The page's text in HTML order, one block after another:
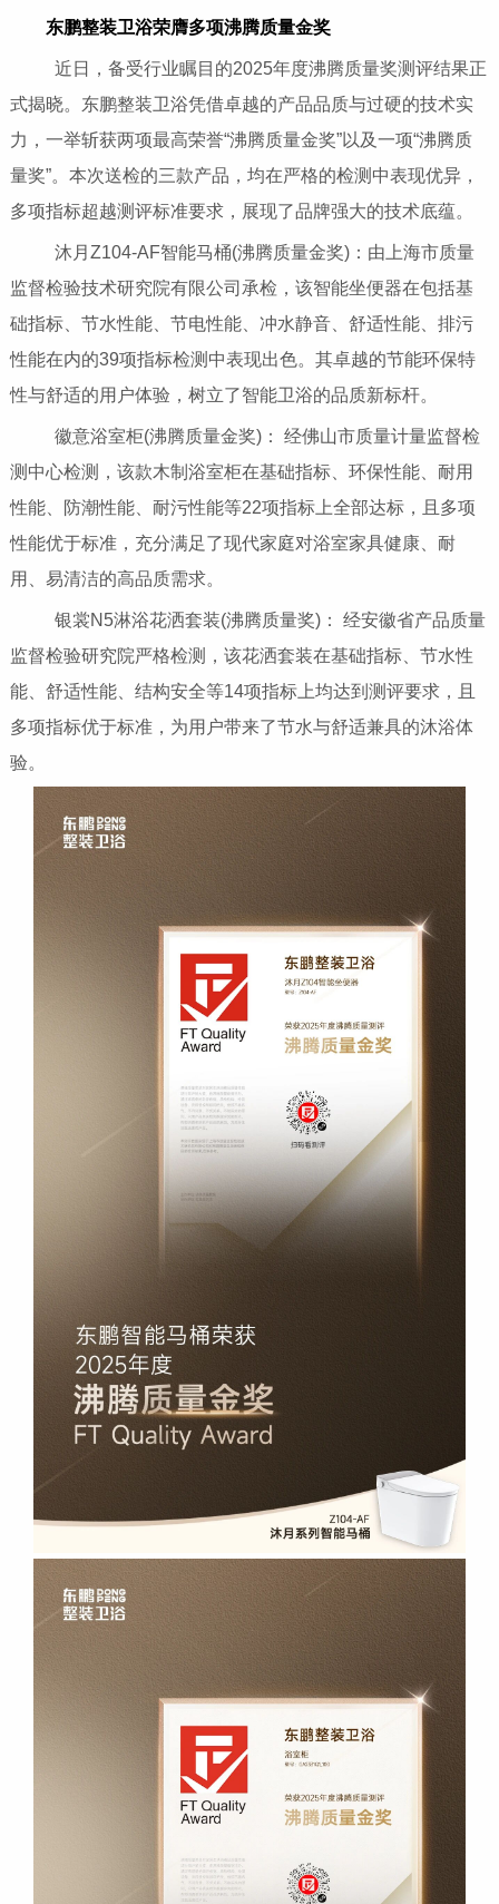
东鹏整装卫浴荣膺多项沸腾质量金奖
近日，备受行业瞩目的2025年度沸腾质量奖测评结果正
式揭晓。东鹏整装卫浴凭借卓越的产品品质与过硬的技术实
力，一举斩获两项最高荣誉“沸腾质量金奖”以及一项“沸腾质
量奖”。本次送检的三款产品，均在严格的检测中表现优异，
多项指标超越测评标准要求，展现了品牌强大的技术底蕴。
沐月Z104-AF智能马桶(沸腾质量金奖)：由上海市质量
监督检验技术研究院有限公司承检，该智能坐便器在包括基
础指标、节水性能、节电性能、冲水静音、舒适性能、排污
性能在内的39项指标检测中表现出色。其卓越的节能环保特
性与舒适的用户体验，树立了智能卫浴的品质新标杆。
徽意浴室柜(沸腾质量金奖)： 经佛山市质量计量监督检
测中心检测，该款木制浴室柜在基础指标、环保性能、耐用
性能、防潮性能、耐污性能等22项指标上全部达标，且多项
性能优于标准，充分满足了现代家庭对浴室家具健康、耐
用、易清洁的高品质需求。
银裳N5淋浴花洒套装(沸腾质量奖)： 经安徽省产品质量
监督检验研究院严格检测，该花洒套装在基础指标、节水性
能、舒适性能、结构安全等14项指标上均达到测评要求，且
多项指标优于标准，为用户带来了节水与舒适兼具的沐浴体
验。